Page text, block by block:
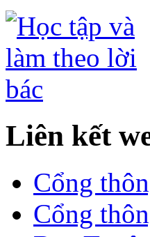
Liên kết
Cổng
Cổng